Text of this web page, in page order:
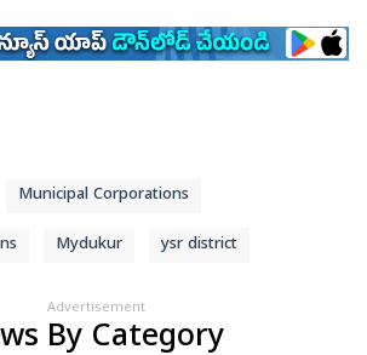
Municipal Corporations
Mydukur ysr district
Advertisement
By Category